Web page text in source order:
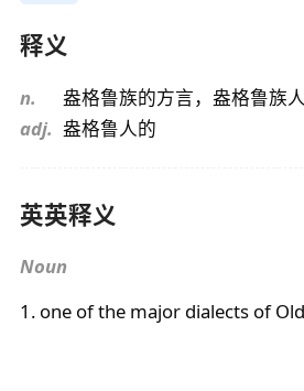
释义
n.
盎格鲁族的方言，盎格鲁族人
adj. 盎格鲁人的
英英释义
Noun
1. one of the major dialects of